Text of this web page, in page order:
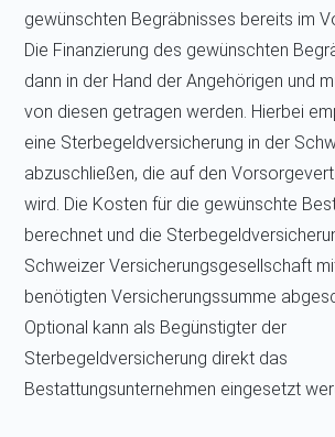
gewünschten Begräbnisses bereits im
Die Finanzierung des gewünschten
dann in der Hand der Angehörigen und
von diesen getragen werden. Hierbei
eine Sterbegeldversicherung in der
abzuschließen, die auf den
wird. Die Kosten für die gewünschte
berechnet und die
Schweizer Versicherungsgesellschaft
benötigten Versicherungssumme
Optional kann als Begünstigter der
Sterbegeldversicherung direkt das
Bestattungsunternehmen eingesetzt